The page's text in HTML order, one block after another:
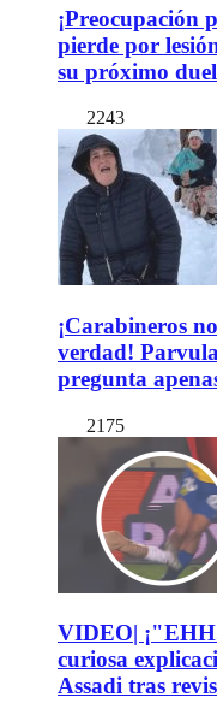
¡Preocupación
pierde por
su próximo
2243
¡Carabineros
verdad!
pregunta
2175
VIDEO|
curiosa
Assadi tras